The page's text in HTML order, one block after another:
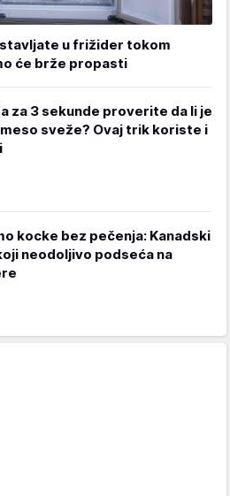
u frižider tokom
će brže propasti
za 3 sekunde proverite da li je
sveže? Ovaj trik koriste i
kocke bez pečenja: Kanadski
neodoljivo podseća na